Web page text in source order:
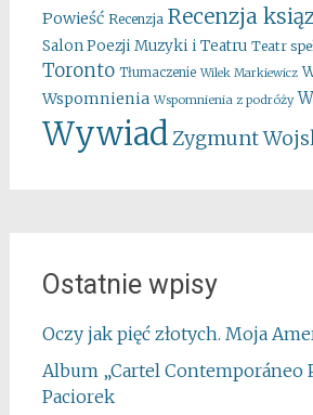
Powieść Recenzja Recenzja
Salon Poezji Muzyki i Teatru Teatr
Toronto Tłumaczenie Wilek Markiewicz
Wspomnienia Wspomnienia z podróży
WywiadZygmunt
Ostatnie wpisy
Oczy jak pięć złotych. Moja
Album „Cartel Contemporáneo
Paciorek